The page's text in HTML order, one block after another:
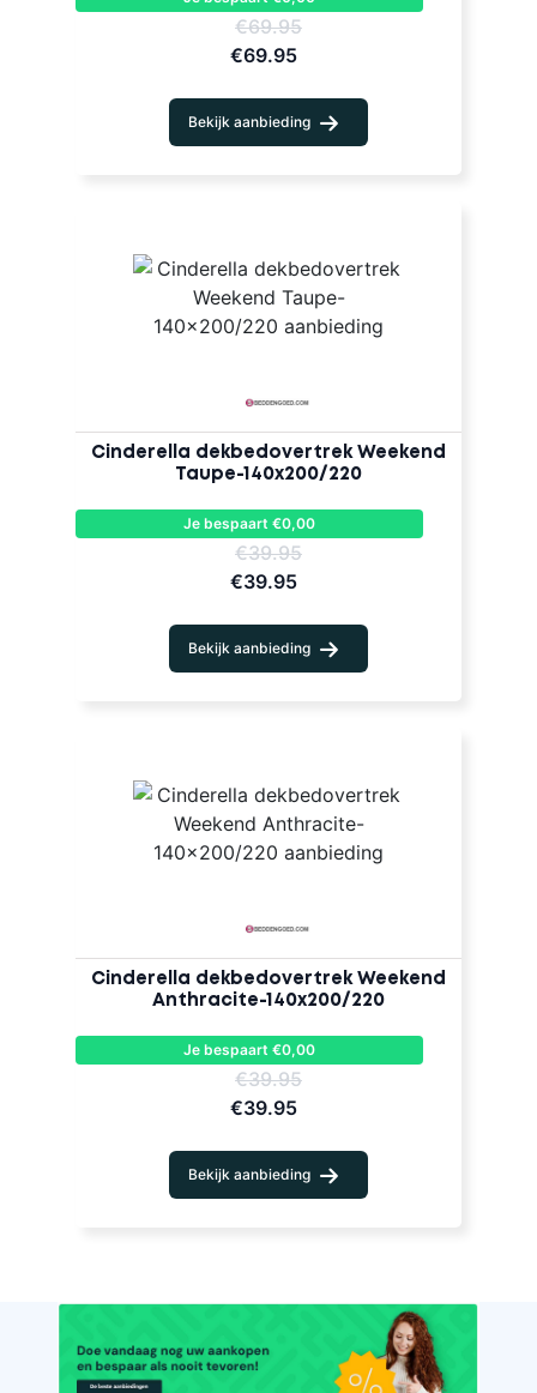
€69.95
€69.95
Bekijk aanbieding
Cinderella dekbedovertrek Weekend
Taupe-140x200/220
Je bespaart €0,00
€39.95
€39.95
Bekijk aanbieding
Cinderella dekbedovertrek Weekend
Anthracite-140x200/220
Je bespaart €0,00
€39.95
€39.95
Bekijk aanbieding